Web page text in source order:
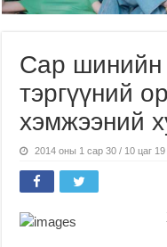
Сар шинийн
тэргүүний
хэмжээний
2014 оны 1 сар 30 / 10 цаг